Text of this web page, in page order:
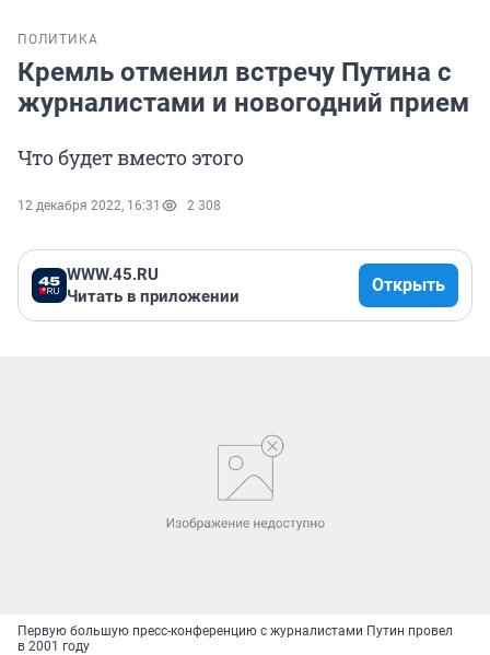
ПОЛИТИКА
Кремль отменил встречу Путина с
журналистами и новогодний прием
Что будет вместо этого
12 декабря 2022, 16:31 2 308
WWW.45.RU
Читать в приложении
Открыть
Первую большую пресс-конференцию с журналистами Путин провел
в 2001 году